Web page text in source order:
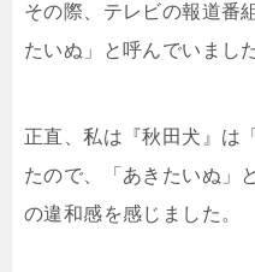
その際、テレビの報道番
たいぬ」と呼んでいました
正直、私は『秋田犬』は
たので、「あきたいぬ」
の違和感を感じました。